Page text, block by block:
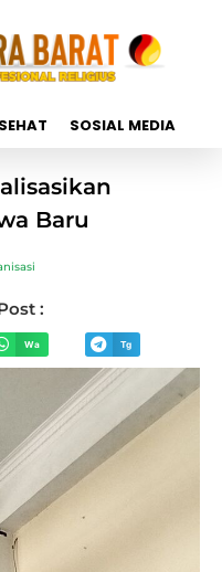
SOSIAL MEDIA
Baru
:
Wa Tg